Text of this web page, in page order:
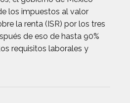
los impuestos al valor
la renta (ISR) por los tres
de eso de hasta 90%
requisitos laborales y